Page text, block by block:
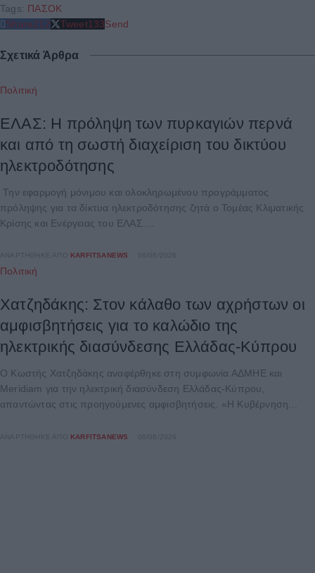
Tags: ΠΑΣΟΚ
Share212 Tweet133Send
Σχετικά Άρθρα
Πολιτική
ΕΛΑΣ: Η πρόληψη των πυρκαγιών περνά
και από τη σωστή διαχείριση του δικτύου
ηλεκτροδότησης
Την εφαρμογή μόνιμου και ολοκληρωμένου προγράμματος
πρόληψης για τα δίκτυα ηλεκτροδότησης ζητά ο Τομέας Κλιματικής
Κρίσης και Ενέργειας του ΕΛΑΣ....
KARFITSANEWS
Πολιτική
Χατζηδάκης: Στον κάλαθο των αχρήστων οι
αμφισβητήσεις για το καλώδιο της
ηλεκτρικής διασύνδεσης Ελλάδας-Κύπρου
Ο Κωστής Χατζηδάκης αναφέρθηκε στη συμφωνία ΑΔΜΗΕ και
Meridiam για την ηλεκτρική διασύνδεση Ελλάδας-Κύπρου,
απαντώντας στις προηγούμενες αμφισβητήσεις. «Η Κυβέρνηση...
ΑΝΑΡΤΉΘΗΚΕ ΑΠΌ KARFITSANEWS